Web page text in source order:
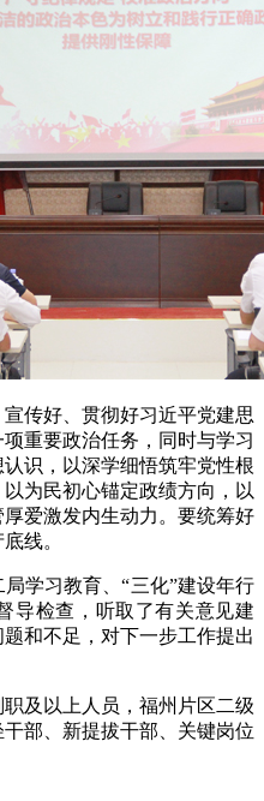
传好、贯彻好习近平党建思
重要政治任务，同时与学习
识，以深学细悟筑牢党性根
为民初心锚定政绩方向，以
爱激发内生动力。要统筹好
线。
学习教育、“三化”建设年行
导检查，听取了有关意见建
和不足，对下一步工作提出
及以上人员，福州片区二级
部、新提拔干部、关键岗位